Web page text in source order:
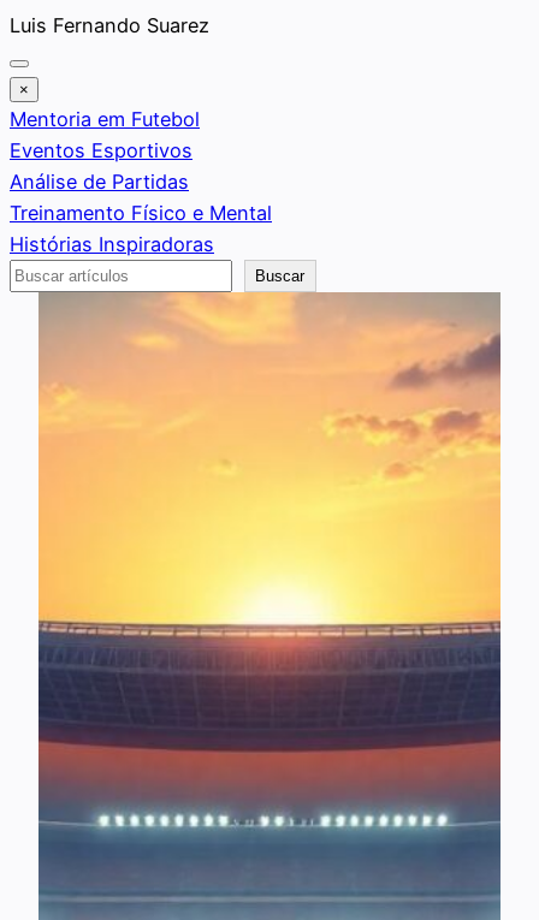
Saltar
al
contenido
Luis Fernando Suarez
×
Mentoria em Futebol
Eventos Esportivos
Análise de Partidas
Treinamento Físico e Mental
Histórias Inspiradoras
Buscar
Buscar